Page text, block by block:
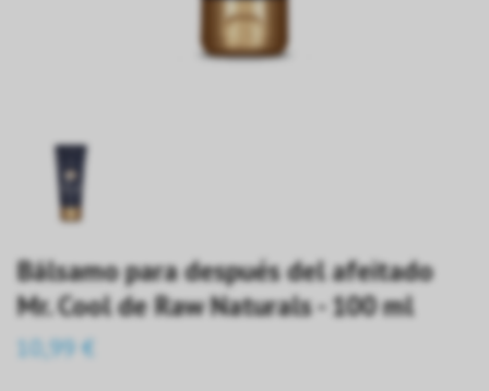
Bálsamo para después del afeitado
Mr. Cool de Raw Naturals - 100 ml
10,99 €